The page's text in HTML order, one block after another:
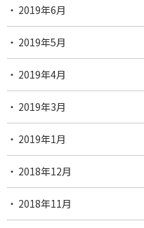
2019年6月
2019年5月
2019年4月
2019年3月
2019年1月
2018年12月
2018年11月